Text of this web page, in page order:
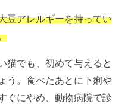
豆アレルギーを持ってい
猫でも、初めて与えると
う。食べたあとに下痢や
ぐにやめ、動物病院で診